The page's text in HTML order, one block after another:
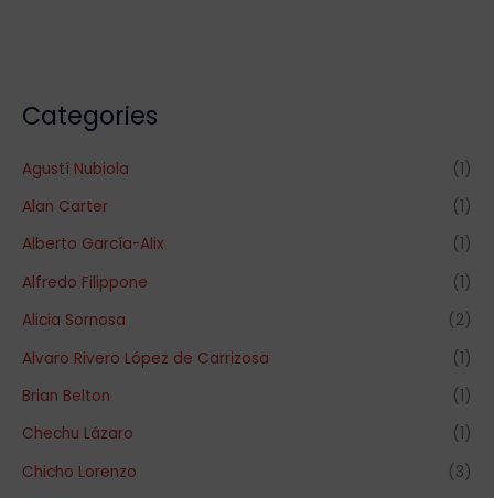
Categories
Agustí Nubiola
(1)
Alan Carter
(1)
Alberto García-Alix
(1)
Alfredo Filippone
(1)
Alicia Sornosa
(2)
Alvaro Rivero López de Carrizosa
(1)
Brian Belton
(1)
Chechu Lázaro
(1)
Chicho Lorenzo
(3)